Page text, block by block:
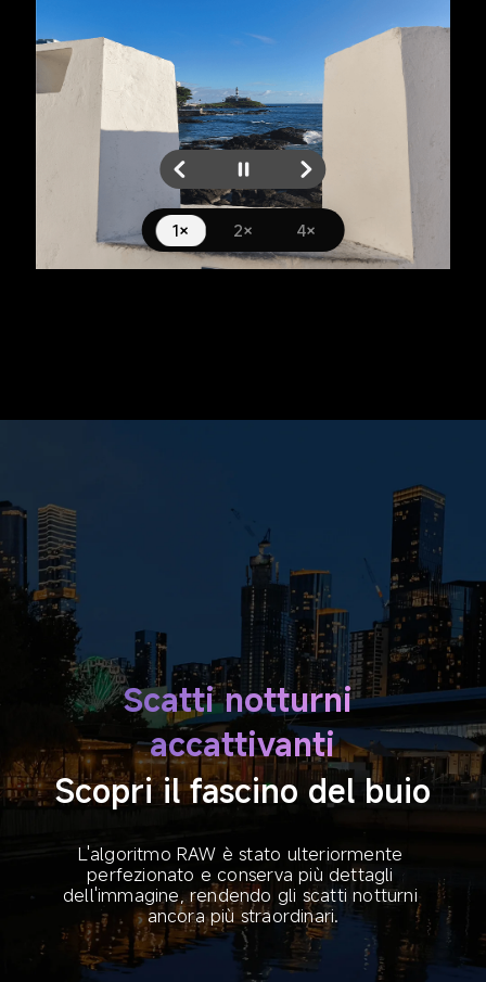
1× 2× 4×
Scatti notturni
accattivanti
Scopri il fascino del buio
L'algoritmo RAW è stato ulteriormente
perfezionato e conserva più dettagli
dell'immagine, rendendo gli scatti notturni
ancora più straordinari.